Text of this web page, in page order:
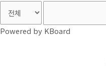
Powered by KBoard